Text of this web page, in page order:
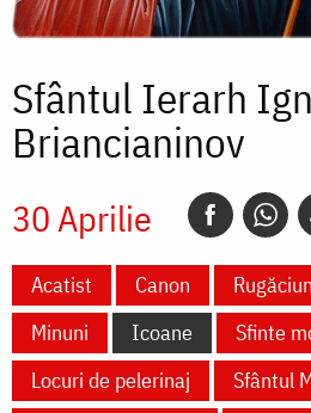
Sfântul Ierarh
Briancianinov
30 Aprilie
Acatist Canon
Minuni
Icoane
Sfinte
Locuri de pelerinaj
Sfântul